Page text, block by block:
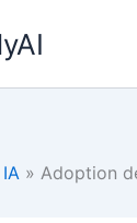
» Adoption